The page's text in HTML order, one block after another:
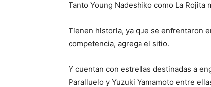
Tanto Young Nadeshiko como La Rojita
Tienen historia, ya que se enfrentaron
competencia, agrega el sitio.
Y cuentan con estrellas destinadas a
Paralluelo y Yuzuki Yamamoto entre